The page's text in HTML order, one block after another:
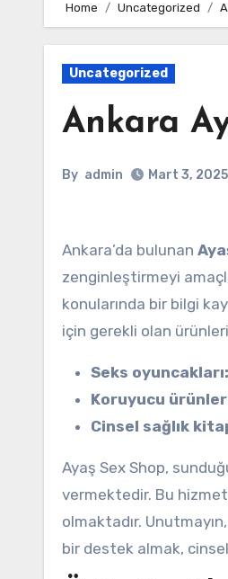
Home Uncategorized
Uncategorized
Ankara
By admin Mart 3, 2025
Ankara’da bulunan
zenginleştirmeyi
konularında bir bilgi
için gerekli olan
Seks oyuncakları:
Koruyucu
Cinsel sağlık
Ayaş Sex Shop,
vermektedir. Bu
olmaktadır.
bir destek almak,